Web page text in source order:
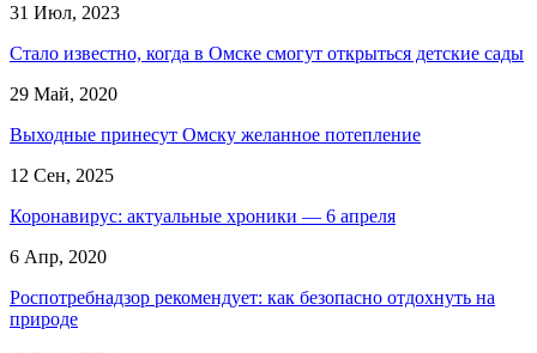
31 Июл, 2023
Стало известно, когда в Омске смогут открыться детские сады
29 Май, 2020
Выходные принесут Омску желанное потепление
12 Сен, 2025
Коронавирус: актуальные хроники — 6 апреля
6 Апр, 2020
Роспотребнадзор рекомендует: как безопасно отдохнуть на
природе